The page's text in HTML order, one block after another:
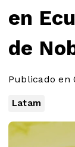
en
de
Publicado en
Latam